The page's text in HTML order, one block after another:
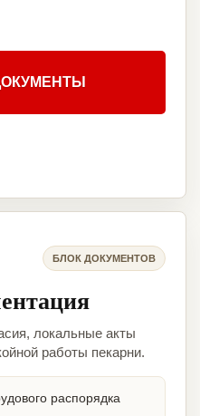
БЛОК ДОКУМЕНТОВ
локальные акты
работы пекарни.
распорядка